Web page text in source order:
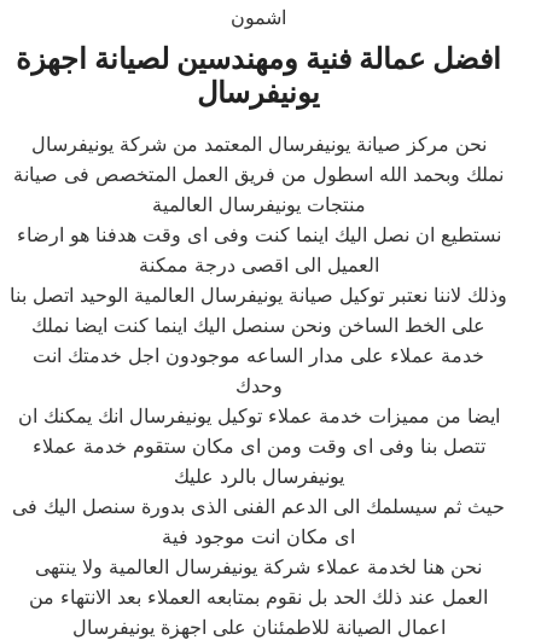
اشمون
افضل عمالة فنية ومهندسين لصيانة اجهزة
يونيفرسال
نحن مركز صيانة يونيفرسال المعتمد من شركة يونيفرسال
نملك وبحمد الله اسطول من فريق العمل المتخصص فى صيانة
منتجات يونيفرسال العالمية
نستطيع ان نصل اليك اينما كنت وفى اى وقت هدفنا هو ارضاء
العميل الى اقصى درجة ممكنة
وذلك لاننا نعتبر توكيل صيانة يونيفرسال العالمية الوحيد اتصل بنا
على الخط الساخن ونحن سنصل اليك اينما كنت ايضا نملك
خدمة عملاء على مدار الساعه موجودون اجل خدمتك انت
وحدك
ايضا من مميزات خدمة عملاء توكيل يونيفرسال انك يمكنك ان
تتصل بنا وفى اى وقت ومن اى مكان ستقوم خدمة عملاء
يونيفرسال بالرد عليك
حيث ثم سيسلمك الى الدعم الفنى الذى بدورة سنصل اليك فى
اى مكان انت موجود فية
نحن هنا لخدمة عملاء شركة يونيفرسال العالمية ولا ينتهى
العمل عند ذلك الحد بل نقوم بمتابعه العملاء بعد الانتهاء من
اعمال الصيانة للاطمئنان على اجهزة يونيفرسال